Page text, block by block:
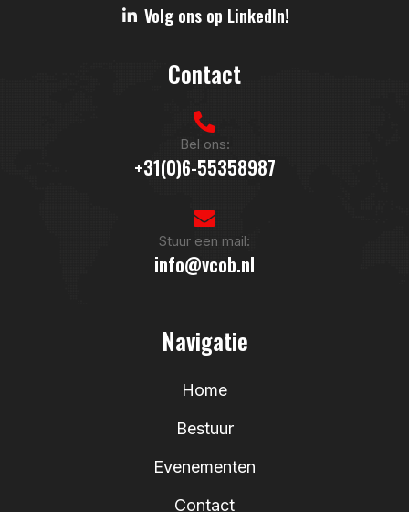
Volg ons op LinkedIn!
Contact
Bel ons:
+31(0)6-55358987
Stuur een mail:
info@vcob.nl
Navigatie
Home
Bestuur
Evenementen
Contact